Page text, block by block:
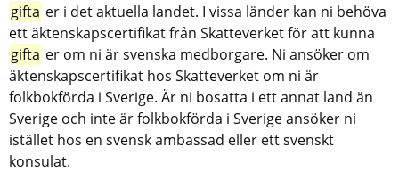
gifta er i det aktuella landet. I vissa länder kan ni behöva
ett äktenskapscertifikat från Skatteverket för att kunna
gifta er om ni är svenska medborgare. Ni ansöker om
äktenskapscertifikat hos Skatteverket om ni är
folkbokförda i Sverige. Är ni bosatta i ett annat land än
Sverige och inte är folkbokförda i Sverige ansöker ni
istället hos en svensk ambassad eller ett svenskt
konsulat.